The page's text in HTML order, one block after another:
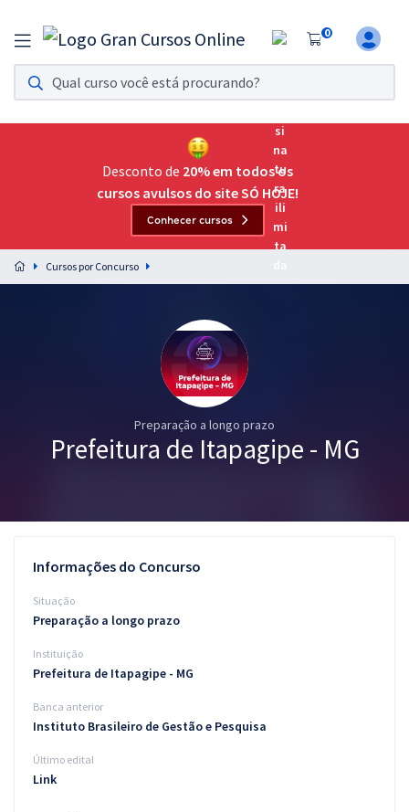
0
Assinatura Ilimitada 11
Acesso a todos os cursos. Teste grátis por 7 dias!
Assinatura OAB Até Passar
Acesso ilimitado a toda preparação para o Exame da
Preparação completa e intensiva para as principais
residências em saúde do Brasil
Graduação
Questões grátis
Blog
Aprovados
Atendimento
Desconto de 20% em todos os
cursos avulsos do site SÓ HOJE!
Conhecer cursos
Cursos por Concurso
Preparação a longo prazo
Prefeitura de Itapagipe - MG
Informações do Concurso
Situação
Preparação a longo prazo
Instituição
Prefeitura de Itapagipe - MG
Banca anterior
Instituto Brasileiro de Gestão e Pesquisa
Último edital
Link